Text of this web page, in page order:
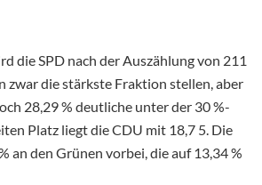
die SPD nach der Auszählung von 211
zwar die stärkste Fraktion stellen, aber
28,29 % deutliche unter der 30 %-
Platz liegt die CDU mit 18,7 5. Die
an den Grünen vorbei, die auf 13,34 %